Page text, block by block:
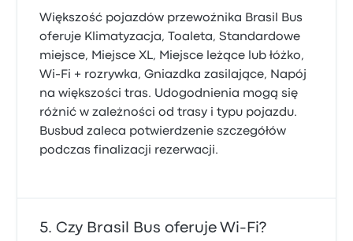
Większość pojazdów przewoźnika Brasil Bus
oferuje Klimatyzacja, Toaleta, Standardowe
miejsce, Miejsce XL, Miejsce leżące lub łóżko,
Wi-Fi + rozrywka, Gniazdka zasilające, Napój
na większości tras. Udogodnienia mogą się
różnić w zależności od trasy i typu pojazdu.
Busbud zaleca potwierdzenie szczegółów
podczas finalizacji rezerwacji.
Czy Brasil Bus oferuje Wi-Fi?